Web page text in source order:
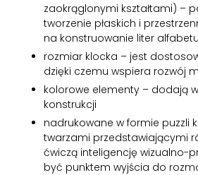
zaokrąglonymi kształtami) –
tworzenie płaskich i
na konstruowanie liter
rozmiar klocka – jest
dzięki czemu wspiera rozwój
kolorowe elementy – dodają
konstrukcji
nadrukowane w formie puzzli
twarzami przedstawiającymi
ćwiczą inteligencję wizualno-
być punktem wyjścia do